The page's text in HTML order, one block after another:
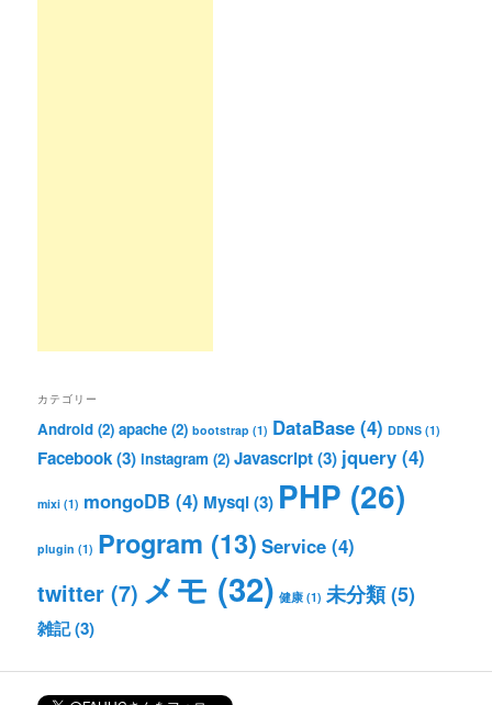
カテゴリー
Android (2) apache (2) bootstrap (1) DataBase (4) DDNS (1)
Facebook(3) instagram (2) Javascript(3) jquery (4)
mixi (1) mongoDB (4) Mysql(3) PHP (26)
plugin (1) Program (13) Service (4)
twitter (7) メモ (32) 健康 (1) 未分類(5)
雑記(3)